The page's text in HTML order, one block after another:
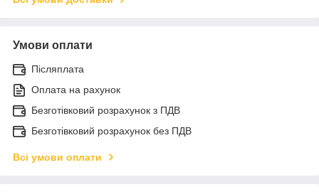
Умови оплати
Післяплата
Оплата на рахунок
Безготівковий розрахунок з ПДВ
Безготівковий розрахунок без ПДВ
Всі умови оплати